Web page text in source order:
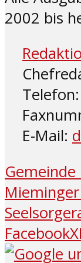
2002 bis
E-Mail:
FacebookX